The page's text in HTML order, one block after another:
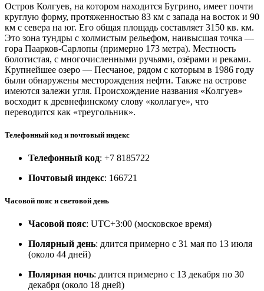
Остров Колгуев, на котором находится Бугрино, имеет почти
круглую форму, протяженностью 83 км с запада на восток и 90
км с севера на юг. Его общая площадь составляет 3150 кв. км.
Это зона тундры с холмистым рельефом, наивысшая точка —
гора Паарков-Сарлопы (примерно 173 метра). Местность
болотистая, с многочисленными ручьями, озёрами и реками.
Крупнейшее озеро — Песчаное, рядом с которым в 1986 году
были обнаружены месторождения нефти. Также на острове
имеются залежи угля. Происхождение названия «Колгуев»
восходит к древнефинскому слову «коллагуе», что
переводится как «треугольник».
Телефонный код и почтовый индекс
Телефонный код: +7 8185722
Почтовый индекс: 166721
Часовой пояс и световой день
Часовой пояс: UTC+3:00 (московское время)
Полярный день: длится примерно с 31 мая по 13 июля
(около 44 дней)
Полярная ночь: длится примерно с 13 декабря по 30
декабря (около 18 дней)